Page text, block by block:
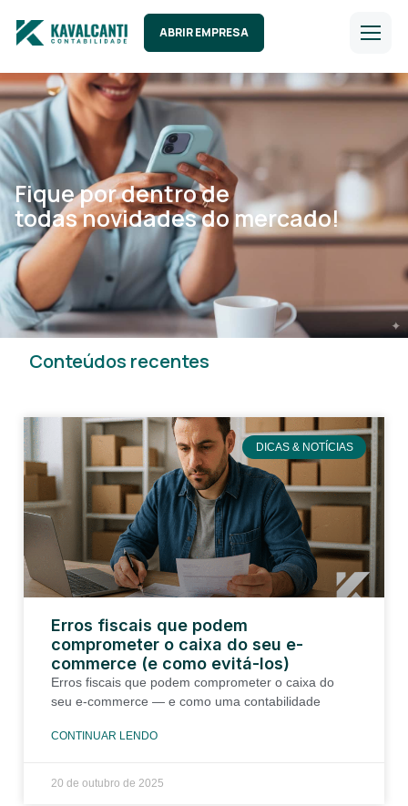
ABRIR EMPRESA
Fique por dentro de
todas novidades do mercado!
Conteúdos recentes
DICAS & NOTÍCIAS
Erros fiscais que podem
comprometer o caixa do seu e-
commerce (e como evitá-los)
Erros fiscais que podem comprometer o caixa do
seu e-commerce — e como uma contabilidade
CONTINUAR LENDO
20 de outubro de 2025